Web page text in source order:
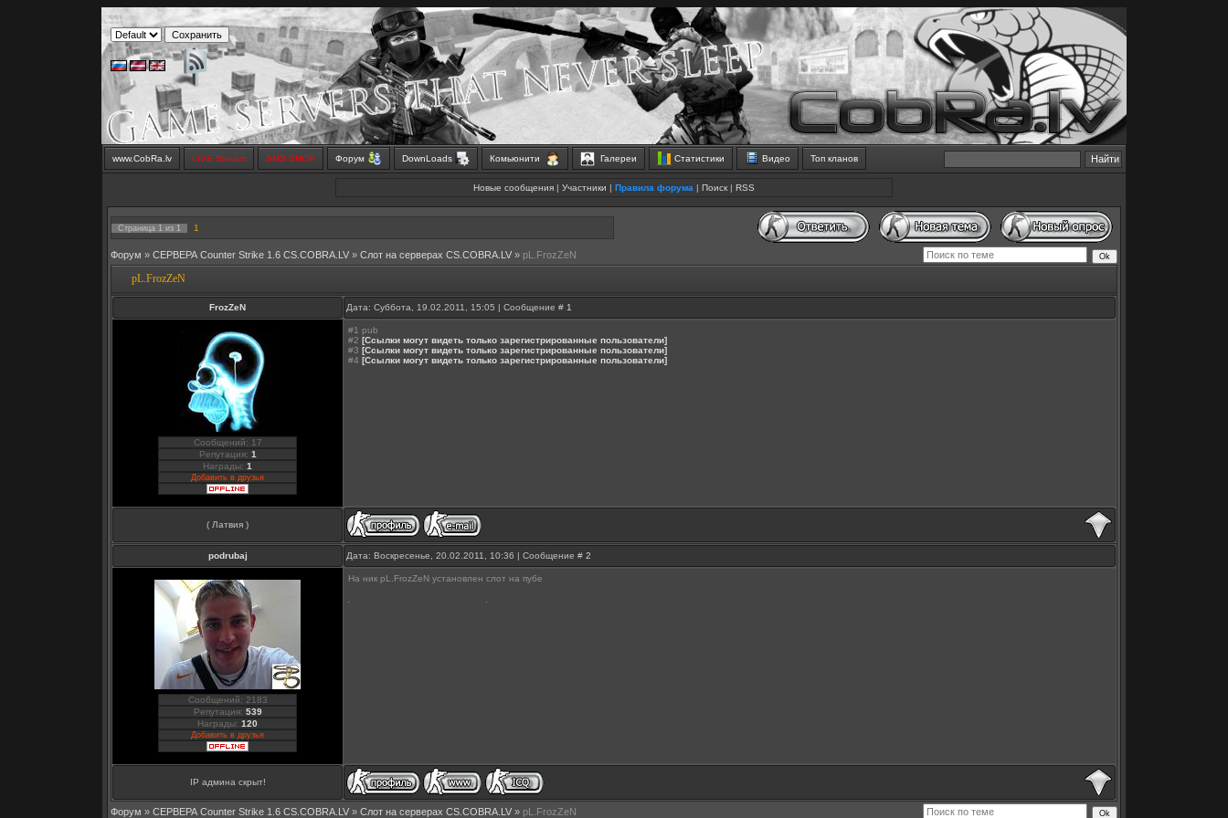
www.CobRa.lv LIVE Stream SMS SHOP Форум DownLoads Комьюнити Галереи Статистики Видео Топ кланов
Новые сообщения | Участники | Правила форума | Поиск | RSS
Страница 1 из 1 1
Форум » СЕРВЕРА Counter Strike 1.6 CS.COBRA.LV » Слот на серверах CS.COBRA.LV » pL.FrozZeN
pL.FrozZeN
FrozZeN Дата: Суббота, 19.02.2011, 15:05 | Сообщение # 1
Сообщений: 17
Репутация: 1
Награды: 1
Добавить в друзья
#1 pub
#2 [Ссылки могут видеть только зарегистрированные пользователи]
#3 [Ссылки могут видеть только зарегистрированные пользователи]
#4 [Ссылки могут видеть только зарегистрированные пользователи]
( Латвия )
podrubaj Дата: Воскресенье, 20.02.2011, 10:36 | Сообщение # 2
Сообщений: 2183
Репутация: 539
Награды: 120
Добавить в друзья
На ник pL.FrozZeN установлен слот на пубе
IP админа скрыт!
Форум » СЕРВЕРА Counter Strike 1.6 CS.COBRA.LV » Слот на серверах CS.COBRA.LV » pL.FrozZeN